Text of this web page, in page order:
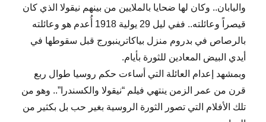
واليابان.. وكان لها ضحايا بالملايين من بينهم نيقولا الذي كان
قيصراً وعائلته.. ففي ليل 29 يولية 1918 أُعدم هو وعائلته
بالرصاص في بدروم منزل بياكاترينبورج قبل سقوطها في
أيدي البيض المعادين للثورة بأيام.
وبمشهد إعدام العائلة التي أساءت حكم روسيا طوال ربع
قرن من عمر الزمن ينتهي فيلم “نيقولا والكسندرا”.. وهو من
تلك الأفلام التي تصور الثورة الروسية بغير حب بل بكثير من